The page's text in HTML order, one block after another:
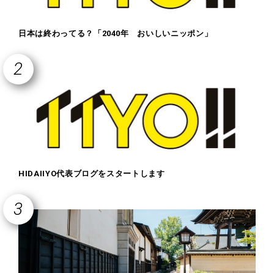
日本は終わってる？「2040年 おいしいニッポン」
HIDAIIYO代表ブログをスタートします